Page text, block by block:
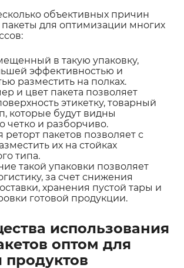
объективных причин
пакеты для оптимизации многих
в такую упаковку,
эффективностью и
разместить на полках.
и цвет пакета позволяет
этикетку, товарный
которые будут видны
четко и разборчиво.
реторт пакетов позволяет с
их на стойках
типа.
такой упаковки позволяет
за счет снижения
хранения пустой тары и
готовой продукции.
использования
оптом для
продуктов